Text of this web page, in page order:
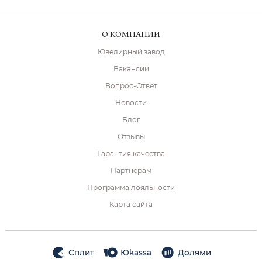
О КОМПАНИИ
Ювелирный завод
Вакансии
Вопрос-Ответ
Новости
Блог
Отзывы
Гарантия качества
Партнёрам
Программа лояльности
Карта сайта
Сплит Юkassa Долями